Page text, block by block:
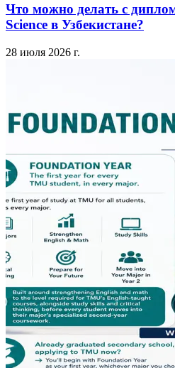
Что можно делать с
Science в Узбекистане?
28 июля 2026 г.